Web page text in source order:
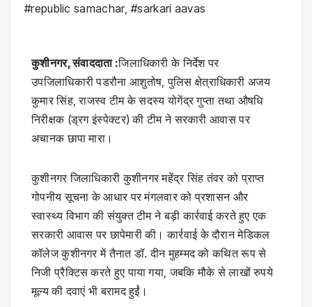
#republic samachar,#sarkari aavas
कुशीनगर, संवाददाता :जिलाधिकारी के निर्देश पर
उपजिलाधिकारी पडरौना आशुतोष, पुलिस क्षेत्राधिकारी अजय
कुमार सिंह, राजस्व टीम के सदस्य योगेंद्र गुप्ता तथा औषधि
निरीक्षक (ड्रग इंस्पेक्टर) की टीम ने सरकारी आवास पर
अचानक छापा मारा।
कुशीनगर जिलाधिकारी कुशीनगर महेंद्र सिंह तंवर को प्राप्त
गोपनीय सूचना के आधार पर मंगलवार को प्रशासन और
स्वास्थ्य विभाग की संयुक्त टीम ने बड़ी कार्रवाई करते हुए एक
सरकारी आवास पर छापेमारी की। कार्रवाई के दौरान मेडिकल
कॉलेज कुशीनगर में तैनात डॉ. दीन मुहम्मद को कथित रूप से
निजी प्रैक्टिस करते हुए पाया गया, जबकि मौके से लाखों रुपये
मूल्य की दवाएं भी बरामद हुईं।